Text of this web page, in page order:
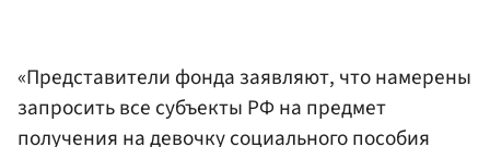
«Представители фонда заявляют, что намерены
запросить все субъекты РФ на предмет
получения на девочку социального пособия